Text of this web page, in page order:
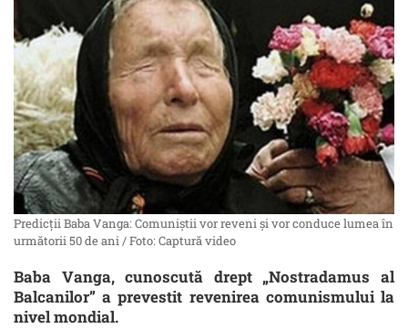
Predicții Baba Vanga: Comuniștii vor reveni și vor conduce lumea în
următorii 50 de ani / Foto: Captură video
Baba Vanga, cunoscută drept „Nostradamus al
Balcanilor” a prevestit revenirea comunismului la
nivel mondial.